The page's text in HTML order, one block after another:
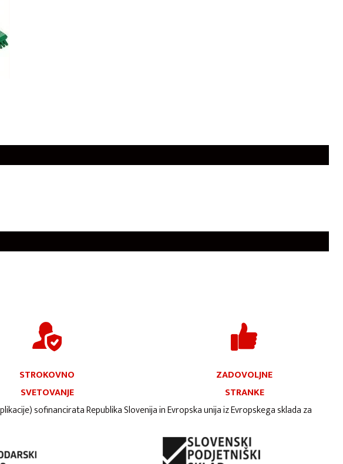
STROKOVNO
SVETOVANJE
ZADOVOLJNE
STRANKE
sofinancirata Republika Slovenija in Evropska unija iz Evropskega sklada za